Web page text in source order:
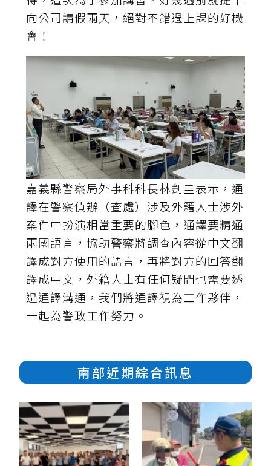
向公司請假兩天，絕對不錯過上課的好機
會！
嘉義縣警察局外事科科長林釗圭表示，通
譯在警察偵辦（查處）涉及外籍人士涉外
案件中扮演相當重要的腳色，通譯要精通
兩國語言，協助警察將調查內容從中文翻
譯成對方使用的語言，再將對方的回答翻
譯成中文，外籍人士有任何疑問也需要透
過通譯溝通，我們將通譯視為工作夥伴，
一起為警政工作努力。
南部近期綜合訊息